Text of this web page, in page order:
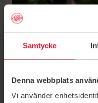
Samtycke
Denna webbplats
Vi använder